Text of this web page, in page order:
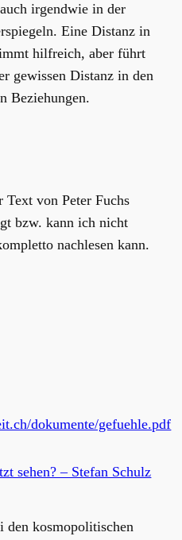
irgendwie in der
Eine Distanz in
hilfreich, aber führt
gewissen Distanz in den
Beziehungen.
von Peter Fuchs
bzw. kann ich nicht
nachlesen kann.
dokumente/gefuehle.pdf
sehen? – Stefan Schulz
kosmopolitischen